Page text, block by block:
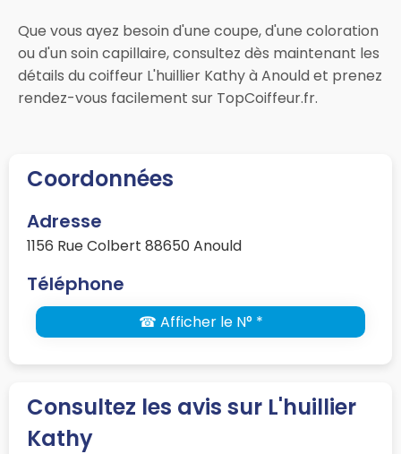
Que vous ayez besoin d'une coupe, d'une coloration
ou d'un soin capillaire, consultez dès maintenant les
détails du coiffeur L'huillier Kathy à Anould et prenez
rendez-vous facilement sur TopCoiffeur.fr.
Coordonnées
Adresse
1156 Rue Colbert 88650 Anould
Téléphone
☎ Afficher le N° *
Consultez les avis sur L'huillier
Kathy